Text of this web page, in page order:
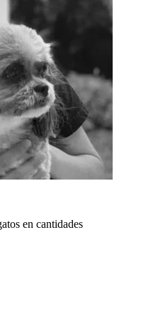
en cantidades